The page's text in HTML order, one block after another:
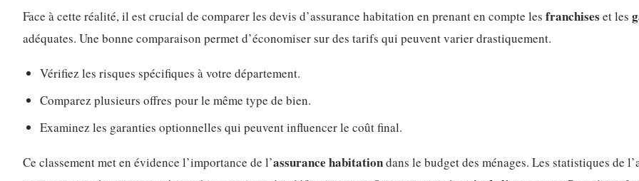
Face à cette réalité, il est crucial de comparer les devis d’assurance habitation en prenant en compte les franchises et les
adéquates. Une bonne comparaison permet d’économiser sur des tarifs qui peuvent varier drastiquement.
Vérifiez les risques spécifiques à votre département.
Comparez plusieurs offres pour le même type de bien.
Examinez les garanties optionnelles qui peuvent influencer le coût final.
Ce classement met en évidence l’importance de l’assurance habitationdans le budget des ménages. Les statistiques de